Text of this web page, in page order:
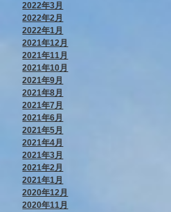
2022年3月
2022年2月
2022年1月
2021年12月
2021年11月
2021年10月
2021年9月
2021年8月
2021年7月
2021年6月
2021年5月
2021年4月
2021年3月
2021年2月
2021年1月
2020年12月
2020年11月